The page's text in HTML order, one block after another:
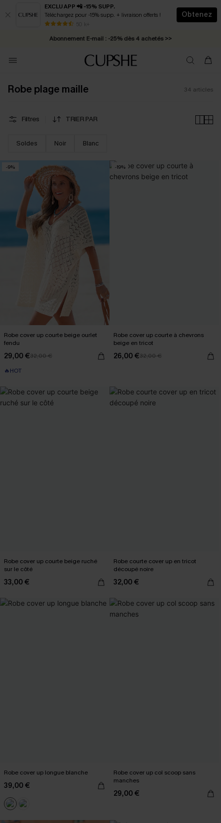
EXCLU APP 📲 -15% SUPP.
Téléchargez pour -15% supp. + livraison offerts !
50 k+
Obtenez
* Livraison éclair 2-3 jours ouvrés >>
Abonnement E-mail : -25% dès 4 achetés >>
Robe plage maille 34 articles
Filtres TRIER PAR
Soldes Noir Blanc
-9%
Robe cover up courte beige ourlet
fendu
29,00 €32,00 €
🔥HOT
-19%
Robe cover up courte à chevrons
beige en tricot
26,00 €32,00 €
Robe cover up courte beige ruché
sur le côté
33,00 €
Robe courte cover up en tricot
découpé noire
32,00 €
Robe cover up longue blanche
39,00 €
Robe cover up col scoop sans
manches
29,00 €